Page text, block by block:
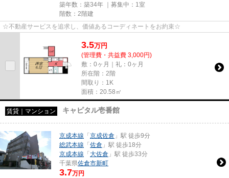
築年数：築34年 ｜募集中： 1室
階数：2階建
☆不動産サービスを追求し、価値あるコーディネートをお約束☆
3.5万円
(管理費・共益費 3,000円)
敷：0ヶ月｜礼：0ヶ月
所在階：2階
間取り：1K
面積：20.58㎡
賃貸｜マンション キャピタル壱番館
京成本線 「京成佐倉 」駅 徒歩9分
総武本線 「佐倉 」駅 徒歩18分
京成本線 「大佐倉 」駅 徒歩33分
千葉県佐倉市新町
3.7万円